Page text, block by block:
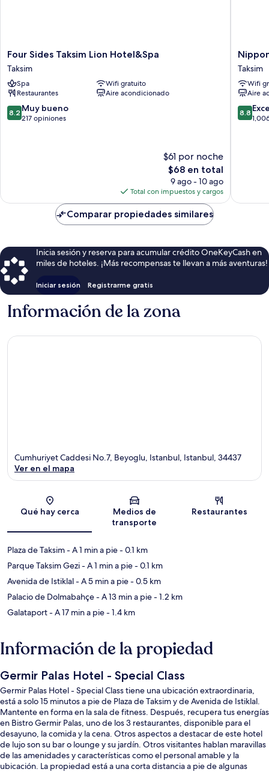
Four
Sides
Taksim
Lion
Hotel&Spa
Taksim
Four Sides Taksim Lion Hotel&Spa
Taksim
Spa
Wifi gratuito
Restaurantes
Aire acondicionado
8.2
de
8.2 Muy bueno
217 opiniones
$61 por noche
El
precio
actual
es
de
$68
$68 en total
9 ago - 10 ago
Total con impuestos y cargos
Nippon
Hotel
Taksim
Taksim
Wifi
Aire
8.8
de
8.8
Comparar propiedades similares
Inicia sesión y reserva para acumular crédito OneKeyCash en
miles de hoteles. ¡Más recompensas te llevan a más aventuras!
Iniciar sesión Registrarme gratis
Información de la zona
Sección del mapa
Cumhuriyet Caddesi No.7, Beyoglu, Istanbul, Istanbul, 34437
Ver en el mapa
Qué hay cerca
Medios de
transporte
Restaurantes
Plaza de Taksim- A 1 min a pie- 0.1 km
Parque Taksim Gezi- A 1 min a pie- 0.1 km
Avenida de Istiklal- A 5 min a pie- 0.5 km
Palacio de Dolmabahçe- A 13 min a pie- 1.2 km
Galataport- A 17 min a pie- 1.4 km
Información de la propiedad
Germir Palas Hotel - Special Class
Germir Palas Hotel - Special Class tiene una ubicación extraordinaria,
está a solo 15 minutos a pie de Plaza de Taksim y de Avenida de Istiklal.
Mantente en forma en la sala de fitness. Después, recupera tus energías
en Bistro Germir Palas, uno de los 3 restaurantes, disponible para el
desayuno, la comida y la cena. Otros aspectos a destacar de este hotel
de lujo son su bar o lounge y su jardín. Otros visitantes hablan maravillas
de las amenidades y características como el personal amable y la
ubicación. La propiedad está a una corta distancia a pie de algunas